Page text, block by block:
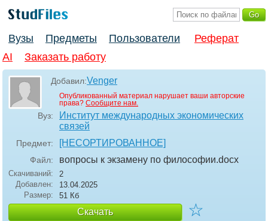
Вузы Предметы Пользователи
Реферат
AI
Заказать работу
Добавил:Venger
Опубликованный материал нарушает ваши авторские
права? Сообщите нам.
Вуз:
Институт международных экономических
связей
Предмет: [НЕСОРТИРОВАННОЕ]
Файл: вопросы к экзамену по философии.docx
Скачиваний:
2
Добавлен:
13.04.2025
Размер:
51 Кб
Скачать ☆